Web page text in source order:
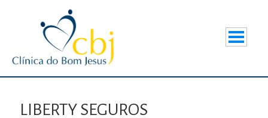
LIBERTY SEGUROS